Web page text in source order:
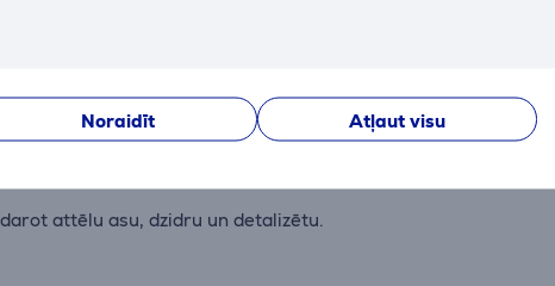
Noraidīt Atļaut visu
pat uz griestiem.
attēlu asu, dzidru un detalizētu.